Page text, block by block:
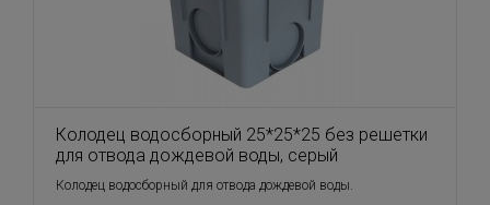
Колодец водосборный 25*25*25 без решетки
для отвода дождевой воды, серый
Колодец водосборный для отвода дождевой воды.